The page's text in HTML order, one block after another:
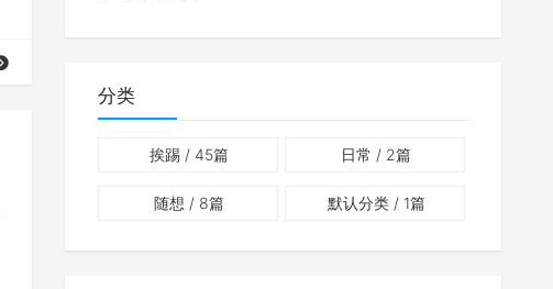
分类
挨踢 / 45篇 日常 / 2篇
随想 / 8篇 默认分类/ 1篇